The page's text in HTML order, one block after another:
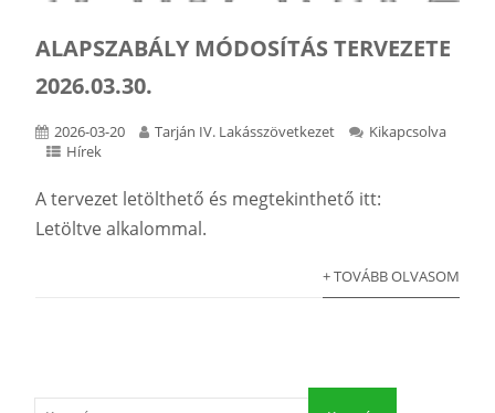
ALAPSZABÁLY MÓDOSÍTÁS TERVEZETE
2026.03.30.
2026-03-20 Tarján IV. Lakásszövetkezet
Kikapcsolva
Hírek
A tervezet letölthető és megtekinthető itt:
Letöltve alkalommal.
+ TOVÁBB OLVASOM